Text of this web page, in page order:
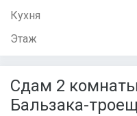
Кухня
Этаж
Сдам 2
Бальзака-